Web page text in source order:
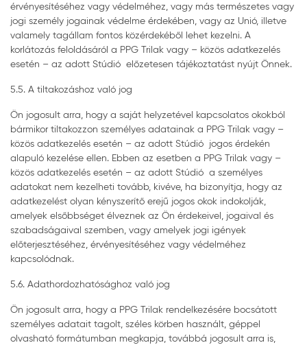
érvényesítéséhez vagy védelméhez, vagy más természetes vagy
jogi személy jogainak védelme érdekében, vagy az Unió, illetve
valamely tagállam fontos közérdekéből lehet kezelni. A
korlátozás feloldásáról a PPG Trilak vagy – közös adatkezelés
esetén – az adott Stúdió előzetesen tájékoztatást nyújt Önnek.
5.5. A tiltakozáshoz való jog
Ön jogosult arra, hogy a saját helyzetével kapcsolatos okokból
bármikor tiltakozzon személyes adatainak a PPG Trilak vagy –
közös adatkezelés esetén – az adott Stúdió jogos érdekén
alapuló kezelése ellen. Ebben az esetben a PPG Trilak vagy –
közös adatkezelés esetén – az adott Stúdió a személyes
adatokat nem kezelheti tovább, kivéve, ha bizonyítja, hogy az
adatkezelést olyan kényszerítő erejű jogos okok indokolják,
amelyek elsőbbséget élveznek az Ön érdekeivel, jogaival és
szabadságaival szemben, vagy amelyek jogi igények
előterjesztéséhez, érvényesítéséhez vagy védelméhez
kapcsolódnak.
5.6. Adathordozhatósághoz való jog
Ön jogosult arra, hogy a PPG Trilak rendelkezésére bocsátott
személyes adatait tagolt, széles körben használt, géppel
olvasható formátumban megkapja, továbbá jogosult arra is,